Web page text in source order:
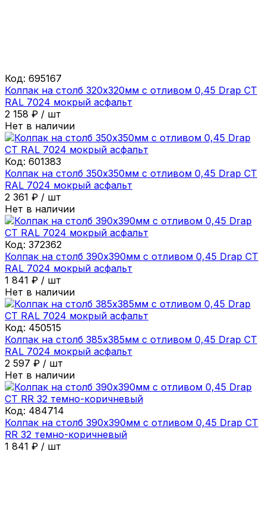
Код: 695167
Колпак на столб 320х320мм с отливом 0,45 Drap СТ
RAL 7024 мокрый асфальт
2 158 ₽ / шт
Нет в наличии
Код: 601383
Колпак на столб 350х350мм с отливом 0,45 Drap СТ
RAL 7024 мокрый асфальт
2 361 ₽ / шт
Нет в наличии
Код: 372362
Колпак на столб 390х390мм с отливом 0,45 Drap СТ
RAL 7024 мокрый асфальт
1 841 ₽ / шт
Нет в наличии
Код: 450515
Колпак на столб 385х385мм с отливом 0,45 Drap СТ
RAL 7024 мокрый асфальт
2 597 ₽ / шт
Нет в наличии
Код: 484714
Колпак на столб 390х390мм с отливом 0,45 Drap СТ
RR 32 темно-коричневый
1 841 ₽ / шт